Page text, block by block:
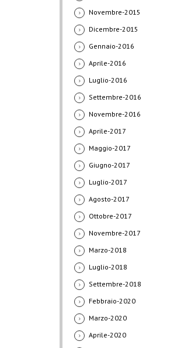
Novembre-2015
Dicembre-2015
Gennaio-2016
Aprile-2016
Luglio-2016
Settembre-2016
Novembre-2016
Aprile-2017
Maggio-2017
Giugno-2017
Luglio-2017
Agosto-2017
Ottobre-2017
Novembre-2017
Marzo-2018
Luglio-2018
Settembre-2018
Febbraio-2020
Marzo-2020
Aprile-2020